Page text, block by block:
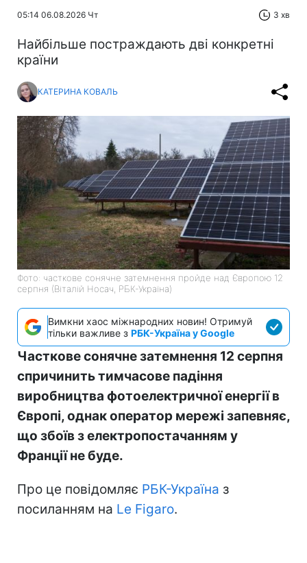
05:14 06.08.2026 Чт 3 хв
Найбільше постраждають дві конкретні
країни
КАТЕРИНА КОВАЛЬ
Фото: часткове сонячне затемнення пройде над Європою 12
серпня (Віталій Носач, РБК-Україна)
Вимкни хаос міжнародних новин! Отримуй
тільки важливе з РБК-Україна у Google
Часткове сонячне затемнення 12 серпня
спричинить тимчасове падіння
виробництва фотоелектричної енергії в
Європі, однак оператор мережі запевняє,
що збоїв з електропостачанням у
Франції не буде.
Про це повідомляє РБК-Україна з
посиланням на Le Figaro.